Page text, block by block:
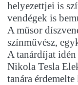
helyezettjei is
vendégek is
A műsor
színművész,
A tanárdíjat
Nikola Tesla
tanára